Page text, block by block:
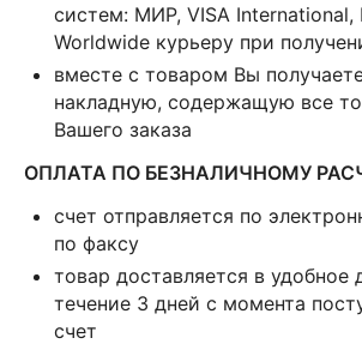
систем: МИР, VISA International,
Worldwide курьеру при
вместе с товаром Вы
накладную, содержащую все
Вашего заказа
ОПЛАТА ПО БЕЗНАЛИЧНОМУ
счет отправляется по
по факсу
товар доставляется в удобное
течение 3 дней с момента
счет